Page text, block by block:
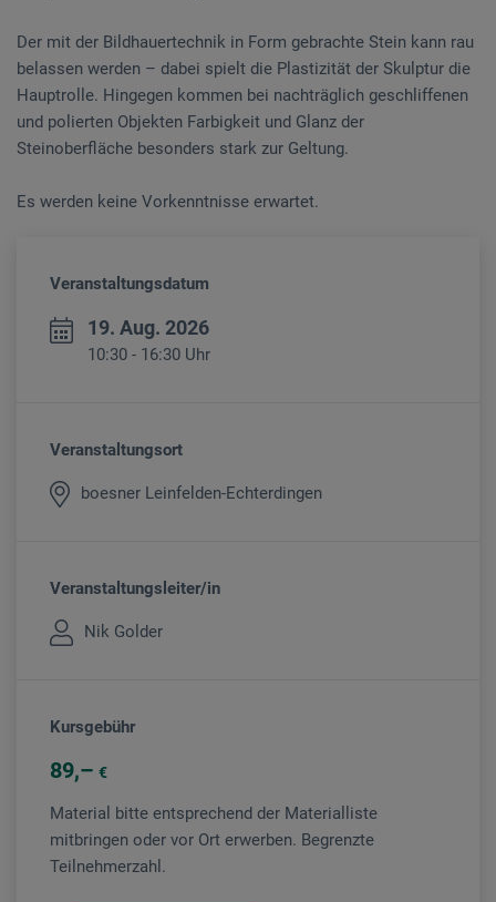
Der mit der Bildhauertechnik in Form gebrachte Stein kann rau
belassen werden – dabei spielt die Plastizität der Skulptur die
Hauptrolle. Hingegen kommen bei nachträglich geschliffenen
und polierten Objekten Farbigkeit und Glanz der
Steinoberfläche besonders stark zur Geltung.
Es werden keine Vorkenntnisse erwartet.
Veranstaltungsdatum
19. Aug. 2026
10:30 - 16:30 Uhr
Veranstaltungsort
boesner Leinfelden-Echterdingen
Veranstaltungsleiter/in
Nik Golder
Kursgebühr
89 €
Material bitte entsprechend der Materialliste
mitbringen oder vor Ort erwerben. Begrenzte
Teilnehmerzahl.